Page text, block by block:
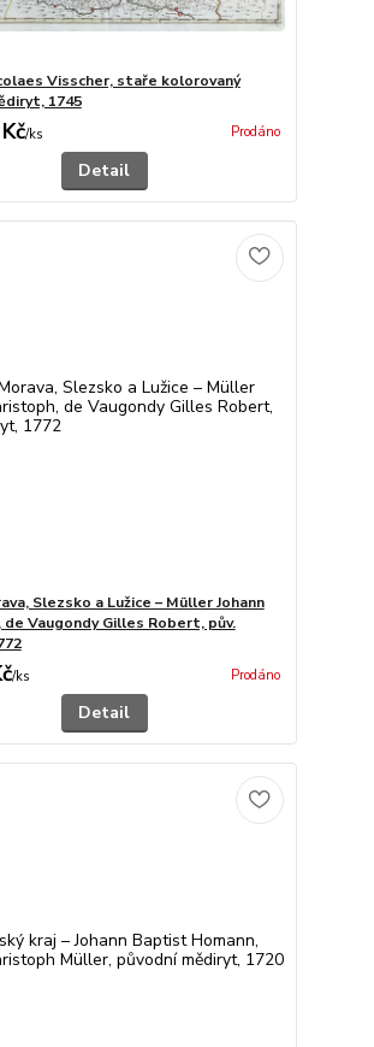
Visscher, staře kolorovaný
1745
/ks Prodáno
Detail
Slezsko a Lužice – Müller Johann
Vaugondy Gilles Robert, pův.
/ks Prodáno
Detail